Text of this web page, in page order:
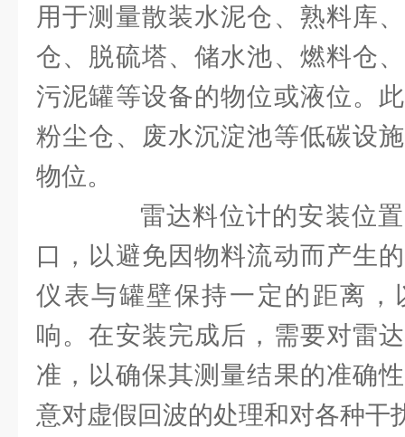
用于测量散装水泥仓、熟料库
仓、脱硫塔、储水池、燃料仓
污泥罐等设备的物位或液位。
粉尘仓、废水沉淀池等低碳设
物位。
雷达料位计的安装位置
口，以避免因物料流动而产生
仪表与罐壁保持一定的距离，
响。在安装完成后，需要对雷
准，以确保其测量结果的准确
意对虚假回波的处理和对各种干